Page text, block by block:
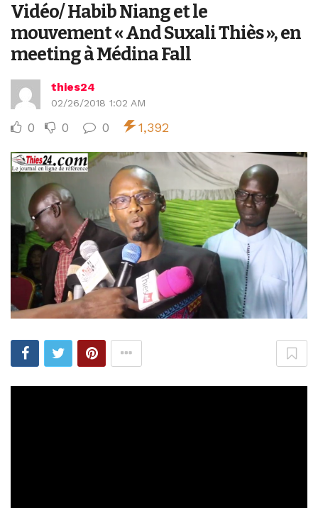
Vidéo/ Habib Niang et le
mouvement « And Suxali Thiès », en
meeting à Médina Fall
thies24
02/26/2018 1:02 AM
0 0 0 1,392